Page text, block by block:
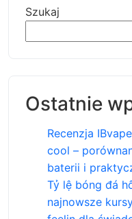
Szukaj
Ostatnie
Recenzja
cool –
baterii i
Tỷ lệ bóng đá
najnowsze